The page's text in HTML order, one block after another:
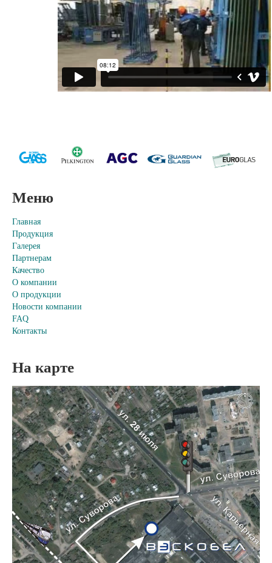
Меню
Главная
Продукция
Галерея
Партнерам
Качество
О компании
О продукции
Новости компании
FAQ
Контакты
На карте